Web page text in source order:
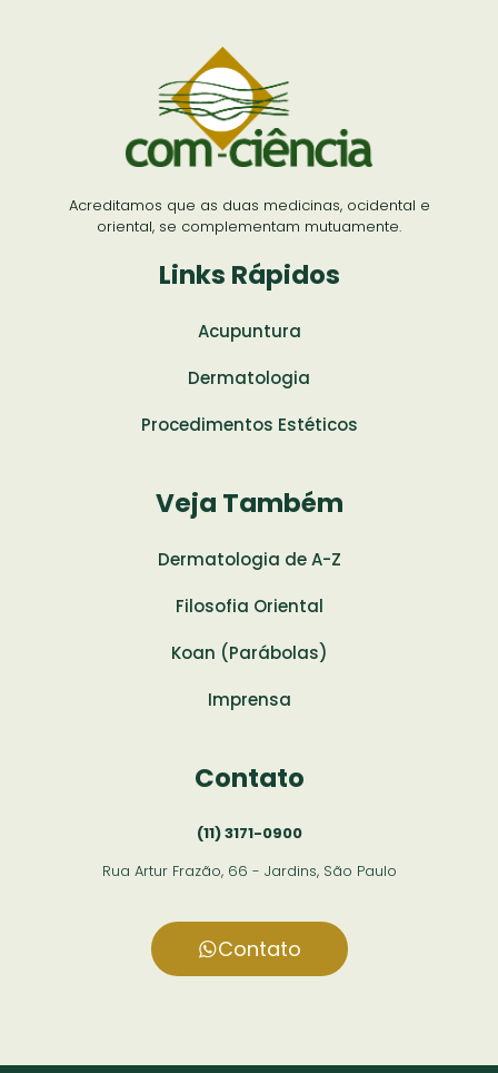
Acreditamos que as duas medicinas, ocidental e
oriental, se complementam mutuamente.
Links Rápidos
Acupuntura
Dermatologia
Procedimentos Estéticos
Veja Também
Dermatologia de A-Z
Filosofia Oriental
Koan (Parábolas)
Imprensa
Contato
(11) 3171-0900
Rua Artur Frazão, 66 - Jardins, São Paulo
Contato